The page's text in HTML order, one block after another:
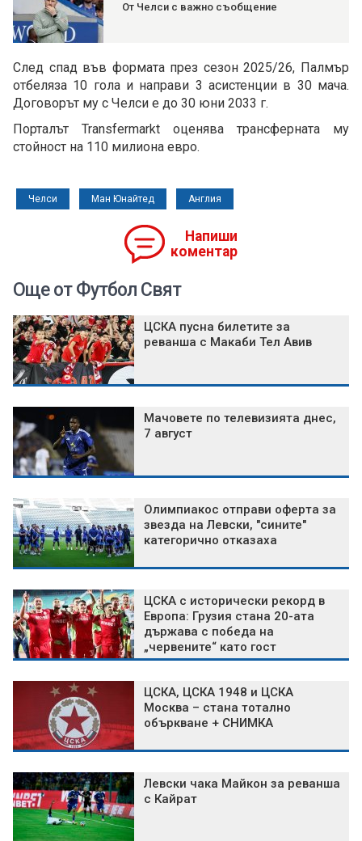
От Челси с важно съобщение
След спад във формата през сезон 2025/26, Палмър
отбеляза 10 гола и направи 3 асистенции в 30 мача.
Договорът му с Челси е до 30 юни 2033 г.
Порталът Transfermarkt оценява трансферната му
стойност на 110 милиона евро.
Челси Ман Юнайтед Англия
Напиши
коментар
Още от Футбол Свят
ЦСКА пусна билетите за
реванша с Макаби Тел Авив
Мачовете по телевизията днес,
7 август
Олимпиакос отправи оферта за
звезда на Левски, "сините"
категорично отказаха
ЦСКА с исторически рекорд в
Европа: Грузия стана 20-ата
държава с победа на
„червените“ като гост
ЦСКА, ЦСКА 1948 и ЦСКА
Москва – стана тотално
объркване + СНИМКА
Левски чака Майкон за реванша
с Кайрат